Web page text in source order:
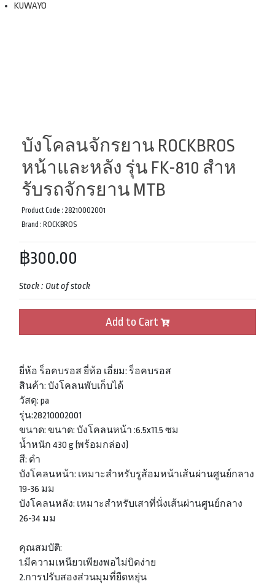
KUWAYO
บังโคลนจักรยาน ROCKBROS
หน้าและหลัง รุ่น FK-810 สําห
รับรถจักรยาน MTB
Product Code : 28210002001
Brand : ROCKBROS
฿300.00
Stock : Out of stock
Add to Cart
ยี่ห้อ ร็อคบรอส ยี่ห้อ เอี่ยม: ร็อคบรอส
สินค้า: บังโคลนพับเก็บได้
วัสดุ: pa
รุ่น:28210002001
ขนาด: ขนาด: บังโคลนหน้า :6.5x11.5 ซม
น้ำหนัก 430 g (พร้อมกล่อง)
สี: ดำ
บังโคลนหน้า: เหมาะสำหรับรูส้อมหน้าเส้นผ่านศูนย์กลาง
19-36 มม
บังโคลนหลัง: เหมาะสำหรับเสาที่นั่งเส้นผ่านศูนย์กลาง
26-34 มม
คุณสมบัติ:
1.มีความเหนียวเพียงพอไม่บิดง่าย
2.การปรับสองส่วนมุมที่ยืดหยุ่น